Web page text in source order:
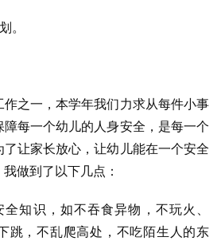
。
之一，本学年我们力求从每件小事
每一个幼儿的人身安全，是每一个
让家长放心，让幼儿能在一个安全
做到了以下几点：
知识，如不吞食异物，不玩火、
跳，不乱爬高处，不吃陌生人的东